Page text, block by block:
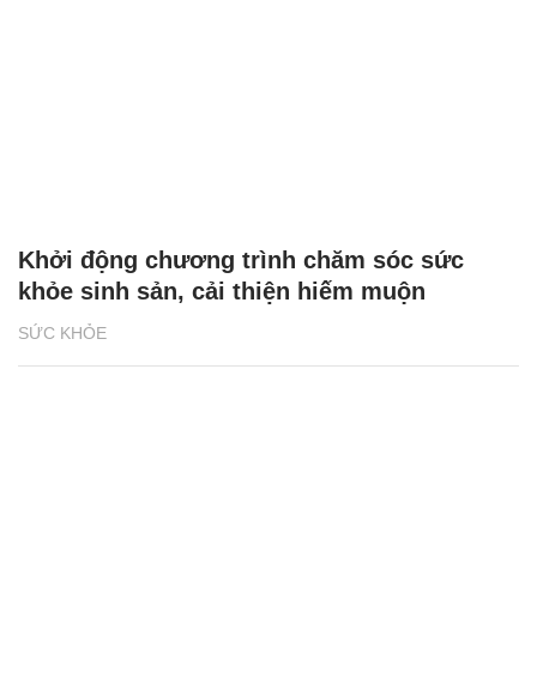
SỨC KHỎE
Khởi động chương trình chăm sóc sức
khỏe sinh sản, cải thiện hiếm muộn